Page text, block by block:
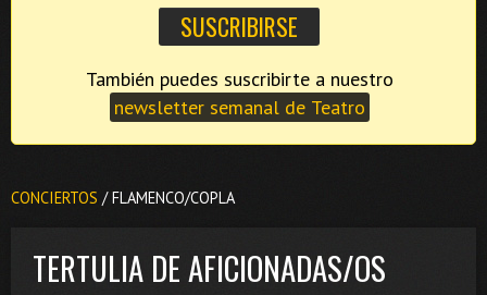
newsletter semanal de Teatro
CONCIERTOS / FLAMENCO/COPLA
TERTULIA DE AFICIONADAS/OS